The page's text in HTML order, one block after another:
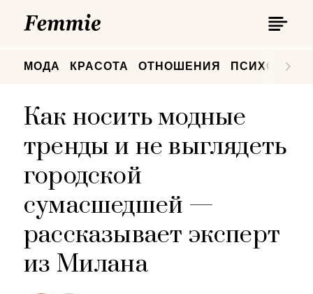
МОДА КРАСОТА ОТНОШЕНИЯ
Как носить модные
тренды и не выглядеть
городской
сумасшедшей —
рассказывает эксперт
из Милана